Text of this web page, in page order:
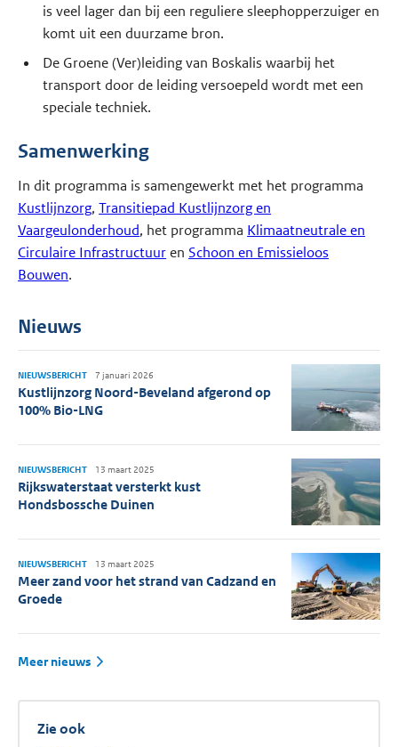
is veel lager dan bij een reguliere sleephopperzuiger en
komt uit een duurzame bron.
De Groene (Ver)leiding van Boskalis waarbij het
transport door de leiding versoepeld wordt met een
speciale techniek.
Samenwerking
In dit programma is samengewerkt met het programma
Kustlijnzorg,Transitiepad Kustlijnzorg en
Vaargeulonderhoud, het programma Klimaatneutrale en
Circulaire Infrastructuuren Schoon en Emissieloos
Bouwen.
Nieuws
Kustlijnzorg Noord-Beveland afgerond op
100% Bio-LNG
NIEUWSBERICHT 7 januari 2026
Rijkswaterstaat versterkt kust
Hondsbossche Duinen
NIEUWSBERICHT 13 maart 2025
Meer zand voor het strand van Cadzand en
Groede
NIEUWSBERICHT 13 maart 2025
Meer nieuws
Zie ook